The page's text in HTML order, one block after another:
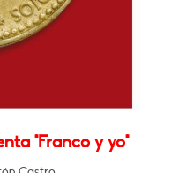
"Franco y yo"